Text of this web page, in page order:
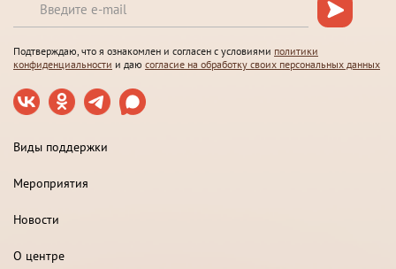
Подтверждаю, что я ознакомлен и согласен с условиями политики
конфиденциальности и даю согласие на обработку своих персональных данных
Виды поддержки
Мероприятия
Новости
О центре